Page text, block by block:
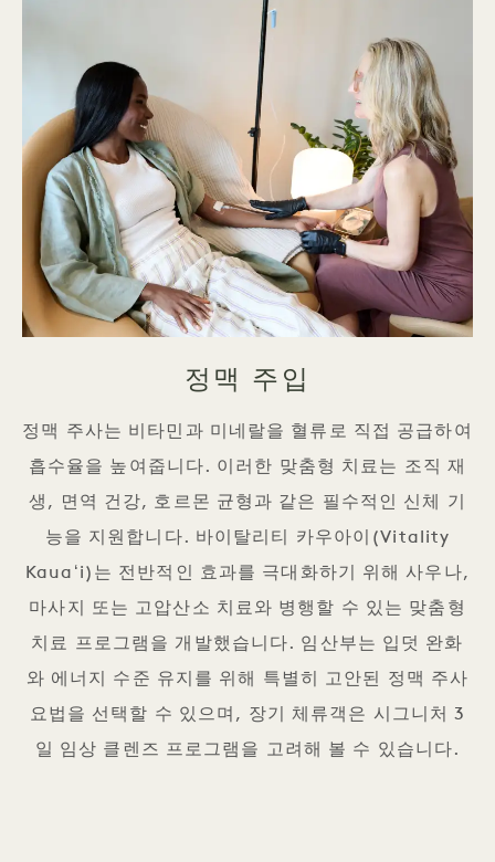
정맥 주입
정맥 주사는 비타민과 미네랄을 혈류로 직접 공급하여
흡수율을 높여줍니다. 이러한 맞춤형 치료는 조직 재
생, 면역 건강, 호르몬 균형과 같은 필수적인 신체 기
능을 지원합니다. 바이탈리티 카우아이(Vitality
Kauaʻi)는 전반적인 효과를 극대화하기 위해 사우나,
마사지 또는 고압산소 치료와 병행할 수 있는 맞춤형
치료 프로그램을 개발했습니다. 임산부는 입덧 완화
와 에너지 수준 유지를 위해 특별히 고안된 정맥 주사
요법을 선택할 수 있으며, 장기 체류객은 시그니처 3
일 임상 클렌즈 프로그램을 고려해 볼 수 있습니다.